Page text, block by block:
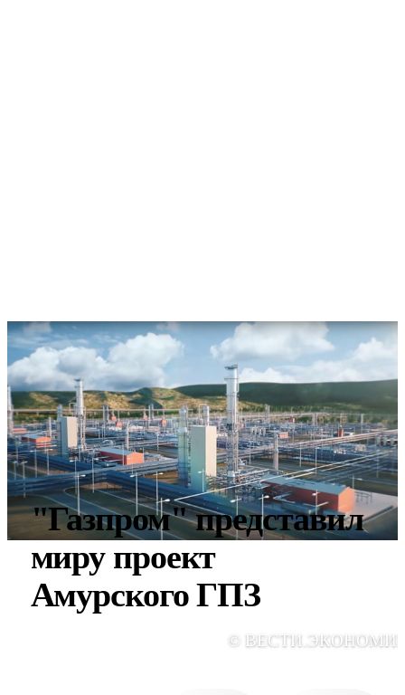
"Газпром" представил
миру проект
Амурского ГПЗ
©